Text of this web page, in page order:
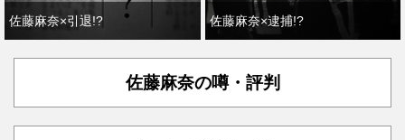
佐藤麻奈×引退!? 佐藤麻奈×逮捕!?
佐藤麻奈の噂・評判